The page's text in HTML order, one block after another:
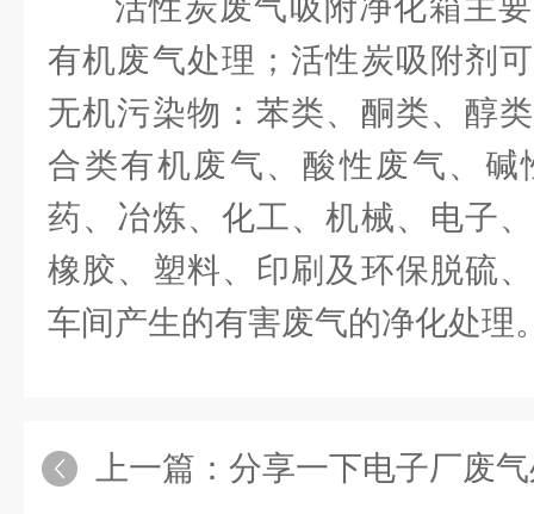
活性炭废气吸附净化箱主
有机废气处理；活性炭吸附剂
无机污染物：苯类、酮类、醇
合类有机废气、酸性废气、碱
药、冶炼、化工、机械、电子
橡胶、塑料、印刷及环保脱硫
车间产生的有害废气的净化处理
上一篇： 分享一下电子厂废